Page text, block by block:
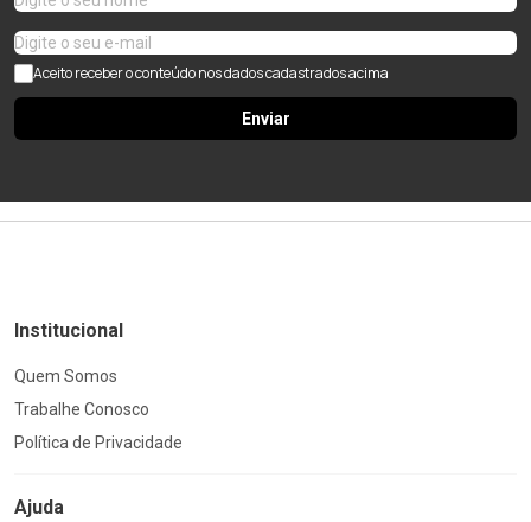
Aceito receber o conteúdo nos dados cadastrados acima
Enviar
Institucional
Quem Somos
Trabalhe Conosco
Política de Privacidade
Ajuda